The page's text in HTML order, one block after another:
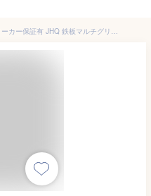
●楽天1位【選べる特典付】正規店 メーカー保証有 JHQ 鉄板マルチグリドル [33cm / 29cm / 36cm]グリドル 鉄板 アウトドア プレート 丸型鉄板 フライパン 鉄鍋 ジェイエイチキュー IH サビにくい BBQ アルミ ガスコンロ◇炭火 直火 熱伝導 ステーキ 送料無料 P10倍